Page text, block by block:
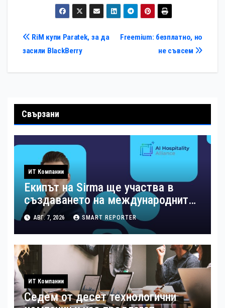
отключване
Навигация
Freemium: безплатно, но
не съвсем
RiM купи Paratek, за да
засили BlackBerry
Свързани
ИТ Компании
Екипът на Sirma ще участва в
създаването на международните
стандарти за навлизане на
изкуствен интелект в
хотелиерството
АВГ. 7, 2026 SMART REPORTER
ИТ Компании
Седем от десет технологични